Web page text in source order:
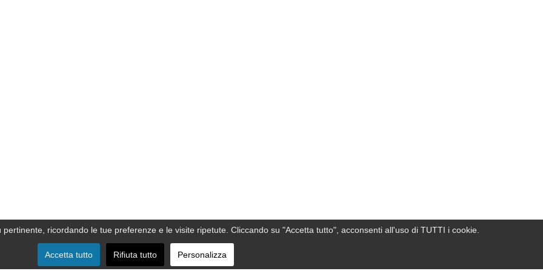
ricordando le tue preferenze e le visite ripetute. Cliccando su "Accetta tutto", acconsenti all'uso di TUTTI i cookie.
Accetta tutto Rifiuta tutto Personalizza